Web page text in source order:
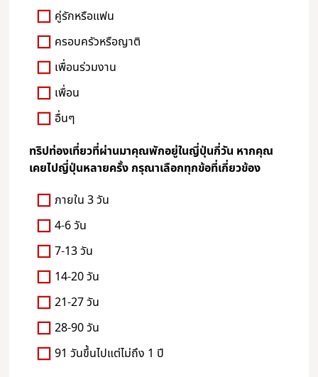
คู่รักหรือแฟน
ครอบครัวหรือญาติ
เพื่อนร่วมงาน
เพื่อน
อื่นๆ
ทริปท่องเที่ยวที่ผ่านมาคุณพักอยู่ในญี่ปุ่นกี่วัน หากคุณ
เคยไปญี่ปุ่นหลายครั้ง กรุณาเลือกทุกข้อที่เกี่ยวข้อง
ภายใน 3 วัน
4-6 วัน
7-13 วัน
14-20 วัน
21-27 วัน
28-90 วัน
91 วันขึ้นไปแต่ไม่ถึง 1 ปี